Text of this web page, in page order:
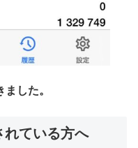
した。
れている方へ